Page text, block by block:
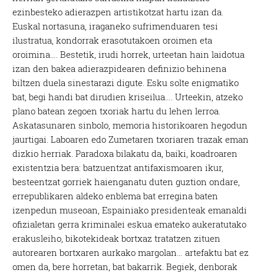
ezinbesteko adierazpen artistikotzat hartu izan da.
Euskal nortasuna, iraganeko sufrimenduaren tesi
ilustratua, kondorrak erasotutakoen oroimen eta
oroimina…. Bestetik, irudi horrek, urteetan hain laidotua
izan den bakea adierazpidearen definizio behinena
biltzen duela sinestarazi digute. Esku solte enigmatiko
bat, begi handi bat dirudien kriseilua…. Urteekin, atzeko
plano batean zegoen txoriak hartu du lehen lerroa.
Askatasunaren sinbolo, memoria historikoaren hegodun
jaurtigai. Laboaren edo Zumetaren txoriaren trazak eman
dizkio herriak. Paradoxa bilakatu da, baiki, koadroaren
existentzia bera: batzuentzat antifaxismoaren ikur,
besteentzat gorriek haienganatu duten guztion ondare,
errepublikaren aldeko enblema bat erregina baten
izenpedun museoan, Espainiako presidenteak emanaldi
ofizialetan gerra kriminalei eskua emateko aukeratutako
erakusleiho, bikotekideak bortxaz tratatzen zituen
autorearen bortxaren aurkako margolan… artefaktu bat ez
omen da, bere horretan, bat bakarrik. Begiek, denborak